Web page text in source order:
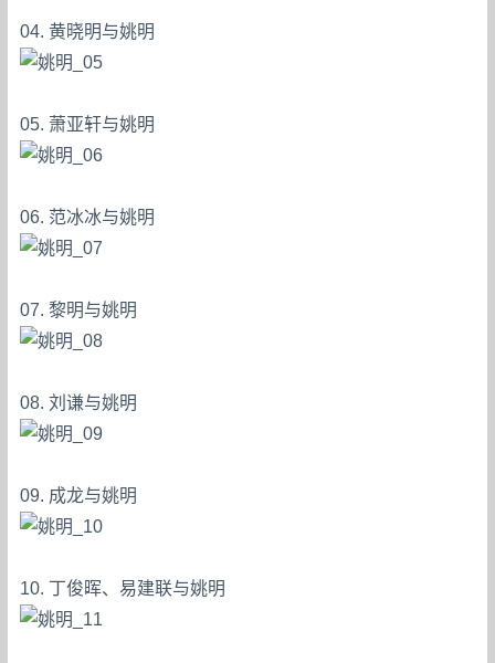
04. 黄晓明与姚明
05. 萧亚轩与姚明
06. 范冰冰与姚明
07. 黎明与姚明
08. 刘谦与姚明
09. 成龙与姚明
10. 丁俊晖、易建联与姚明